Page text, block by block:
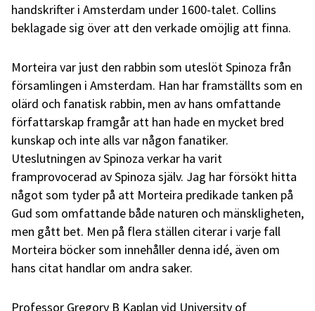
handskrifter i Amsterdam under 1600-talet. Collins
beklagade sig över att den verkade omöjlig att finna.
Morteira var just den rabbin som uteslöt Spinoza från
församlingen i Amsterdam. Han har framställts som en
olärd och fanatisk rabbin, men av hans omfattande
författarskap framgår att han hade en mycket bred
kunskap och inte alls var någon fanatiker.
Uteslutningen av Spinoza verkar ha varit
framprovocerad av Spinoza själv. Jag har försökt hitta
något som tyder på att Morteira predikade tanken på
Gud som omfattande både naturen och mänskligheten,
men gått bet. Men på flera ställen citerar i varje fall
Morteira böcker som innehåller denna idé, även om
hans citat handlar om andra saker.
Professor Gregory B Kaplan vid University of